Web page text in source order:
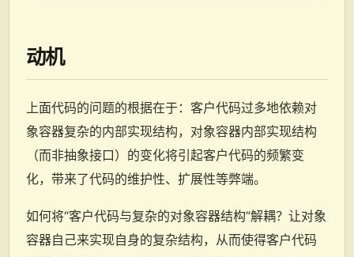
动机
上面代码的问题的根据在于：客户代码过多地依赖对
象容器复杂的内部实现结构，对象容器内部实现结构
（而非抽象接口）的变化将引起客户代码的频繁变
化，带来了代码的维护性、扩展性等弊端。
如何将“客户代码与复杂的对象容器结构”解耦？让对象
容器自己来实现自身的复杂结构，从而使得客户代码